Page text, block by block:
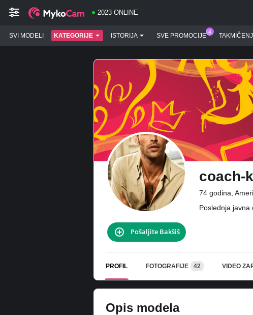
2023 ONLINE
SVI MODELI KATEGORIJE ISTORIJA SVE PROMOCIJE
coach-
74 godina,
Poslednja javna
Pošaljite Bakšiš
PROFIL FOTOGRAFIJE 42 VIDEO
Opis modela